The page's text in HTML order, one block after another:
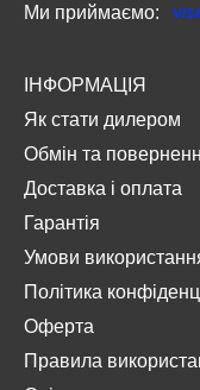
Ми приймаємо:
ІНФОРМАЦІЯ
Як стати дилером
Обмін та
Доставка і оплата
Гарантія
Умови
Політика
Оферта
Правила